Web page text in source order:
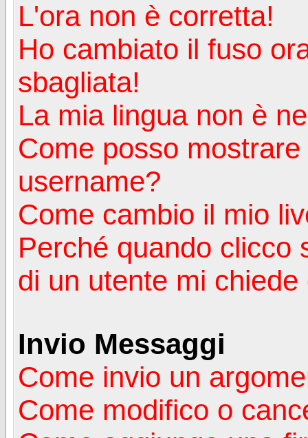
L'ora non è corretta!
Ho cambiato il fuso
sbagliata!
La mia lingua non è
Come posso
username?
Come cambio il mio
Perché quando clicco
di un utente mi
Invio Messaggi
Come invio un
Come modifico o